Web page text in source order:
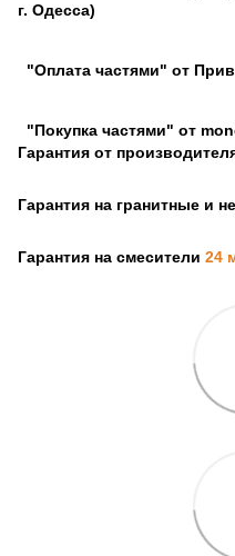
г. Одесса)
"Оплата частями" от
"Покупка частями" от
Гарантия от
Гарантия на гранитные и
Гарантия на смесители 24